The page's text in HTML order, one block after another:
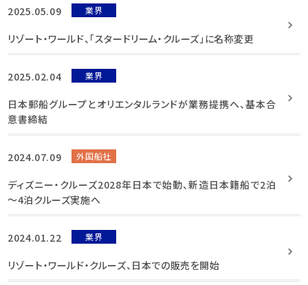
2025.05.09 業界
リゾート・ワールド、「スタードリーム・クルーズ」に名称変更
2025.02.04 業界
日本郵船グループとオリエンタルランドが業務提携へ、基本合
意書締結
2024.07.09 外国船社
ディズニー・クルーズ2028年日本で始動、新造日本籍船で2泊
～4泊クルーズ実施へ
2024.01.22 業界
リゾート・ワールド・クルーズ、日本での販売を開始